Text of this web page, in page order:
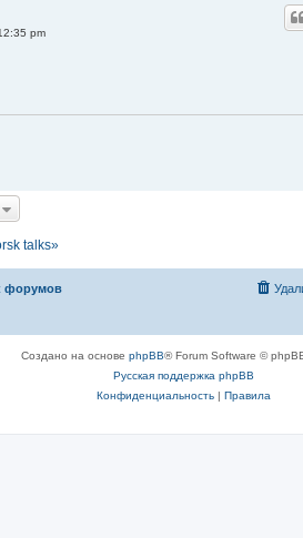
pm
talks»
форумов
Создано на основе phpBB® Forum Software ©
Русская поддержка phpBB
Конфиденциальность | Правила